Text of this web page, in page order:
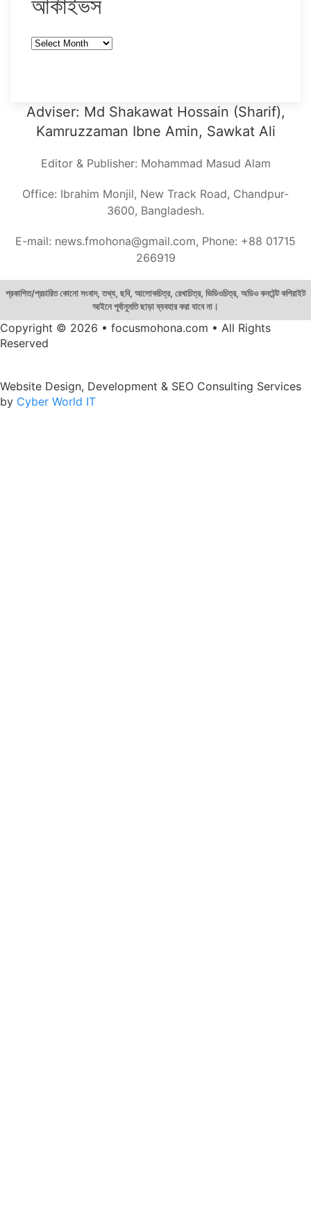
আর্কাইভস
আর্কাইভস
Adviser: Md Shakawat Hossain (Sharif),
Kamruzzaman Ibne Amin, Sawkat Ali
Editor & Publisher: Mohammad Masud Alam
Office: Ibrahim Monjil, New Track Road, Chandpur-
3600, Bangladesh.
E-mail: news.fmohona@gmail.com, Phone: +88 01715
266919
প্রকাশিত/প্রচারিত কোনো সংবাদ, তথ্য, ছবি, আলোকচিত্র, রেখাচিত্র, ভিডিওচিত্র, অডিও কনটেন্ট কপিরাইট
আইনে পূর্বানুমতি ছাড়া ব্যবহার করা যাবে না।
Copyright © 2026 • focusmohona.com • All Rights
Reserved
Website Design, Development & SEO Consulting Services
by Cyber World IT